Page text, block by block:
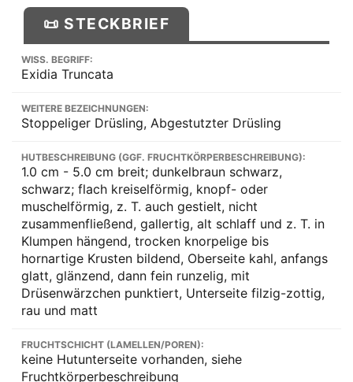
📜 STECKBRIEF
WISS. BEGRIFF:
Exidia Truncata
WEITERE BEZEICHNUNGEN:
Stoppeliger Drüsling, Abgestutzter Drüsling
HUTBESCHREIBUNG (GGF. FRUCHTKÖRPERBESCHREIBUNG):
1.0 cm - 5.0 cm breit; dunkelbraun schwarz,
schwarz; flach kreiselförmig, knopf- oder
muschelförmig, z. T. auch gestielt, nicht
zusammenfließend, gallertig, alt schlaff und z. T. in
Klumpen hängend, trocken knorpelige bis
hornartige Krusten bildend, Oberseite kahl, anfangs
glatt, glänzend, dann fein runzelig, mit
Drüsenwärzchen punktiert, Unterseite filzig-zottig,
rau und matt
FRUCHTSCHICHT (LAMELLEN/POREN):
keine Hutunterseite vorhanden, siehe
Fruchtkörperbeschreibung